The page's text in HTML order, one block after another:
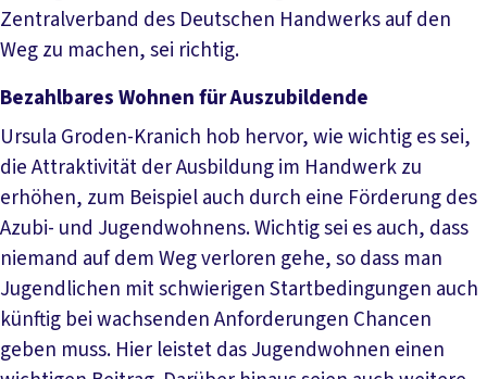
Zentralverband des Deutschen Handwerks auf den
Weg zu machen, sei richtig.
Bezahlbares Wohnen für Auszubildende
Ursula Groden-Kranich hob hervor, wie wichtig es sei,
die Attraktivität der Ausbildung im Handwerk zu
erhöhen, zum Beispiel auch durch eine Förderung des
Azubi- und Jugendwohnens. Wichtig sei es auch, dass
niemand auf dem Weg verloren gehe, so dass man
Jugendlichen mit schwierigen Startbedingungen auch
künftig bei wachsenden Anforderungen Chancen
geben muss. Hier leistet das Jugendwohnen einen